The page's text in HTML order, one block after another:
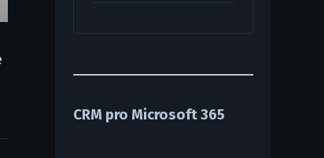
CRM pro Microsoft 365